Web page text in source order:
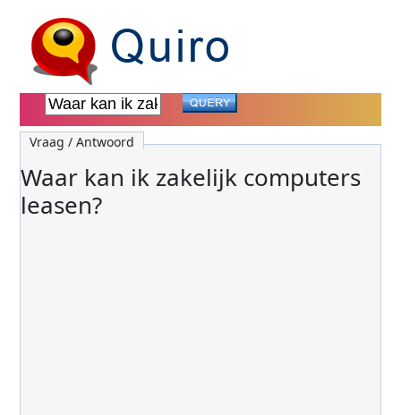
Vraag / Antwoord
Waar kan ik zakelijk computers
leasen?